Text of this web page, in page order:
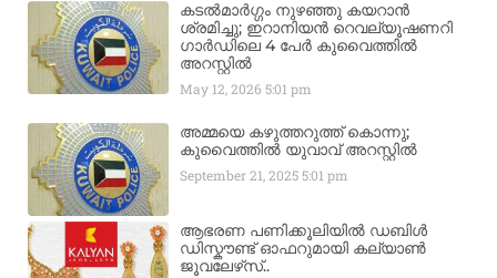
കടൽമാർഗ്ഗം നുഴഞ്ഞു കയറാൻ
ശ്രമിച്ചു; ഇറാനിയൻ റെവല്യൂഷണറി
ഗാർഡിലെ 4 പേർ കുവൈത്തിൽ
അറസ്റ്റിൽ
May 12, 20265:01 pm
അമ്മയെ കഴുത്തറുത്ത് കൊന്നു;
കുവൈത്തിൽ യുവാവ് അറസ്റ്റിൽ
September 21, 20255:01 pm
ആഭരണ പണിക്കൂലിയിൽ ഡബിൾ
ഡിസ്കൗണ്ട് ഓഫറുമായി കല്യാൺ
ജൂവലേഴ്‌സ്..